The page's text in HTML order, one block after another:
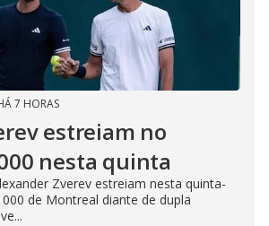
7 HORAS
estreiam no
nesta quinta
Zverev estreiam nesta quinta-
de Montreal diante de dupla